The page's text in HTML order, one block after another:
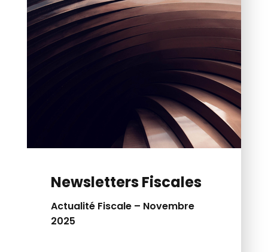
Newsletters Fiscales
Actualité Fiscale – Novembre
2025